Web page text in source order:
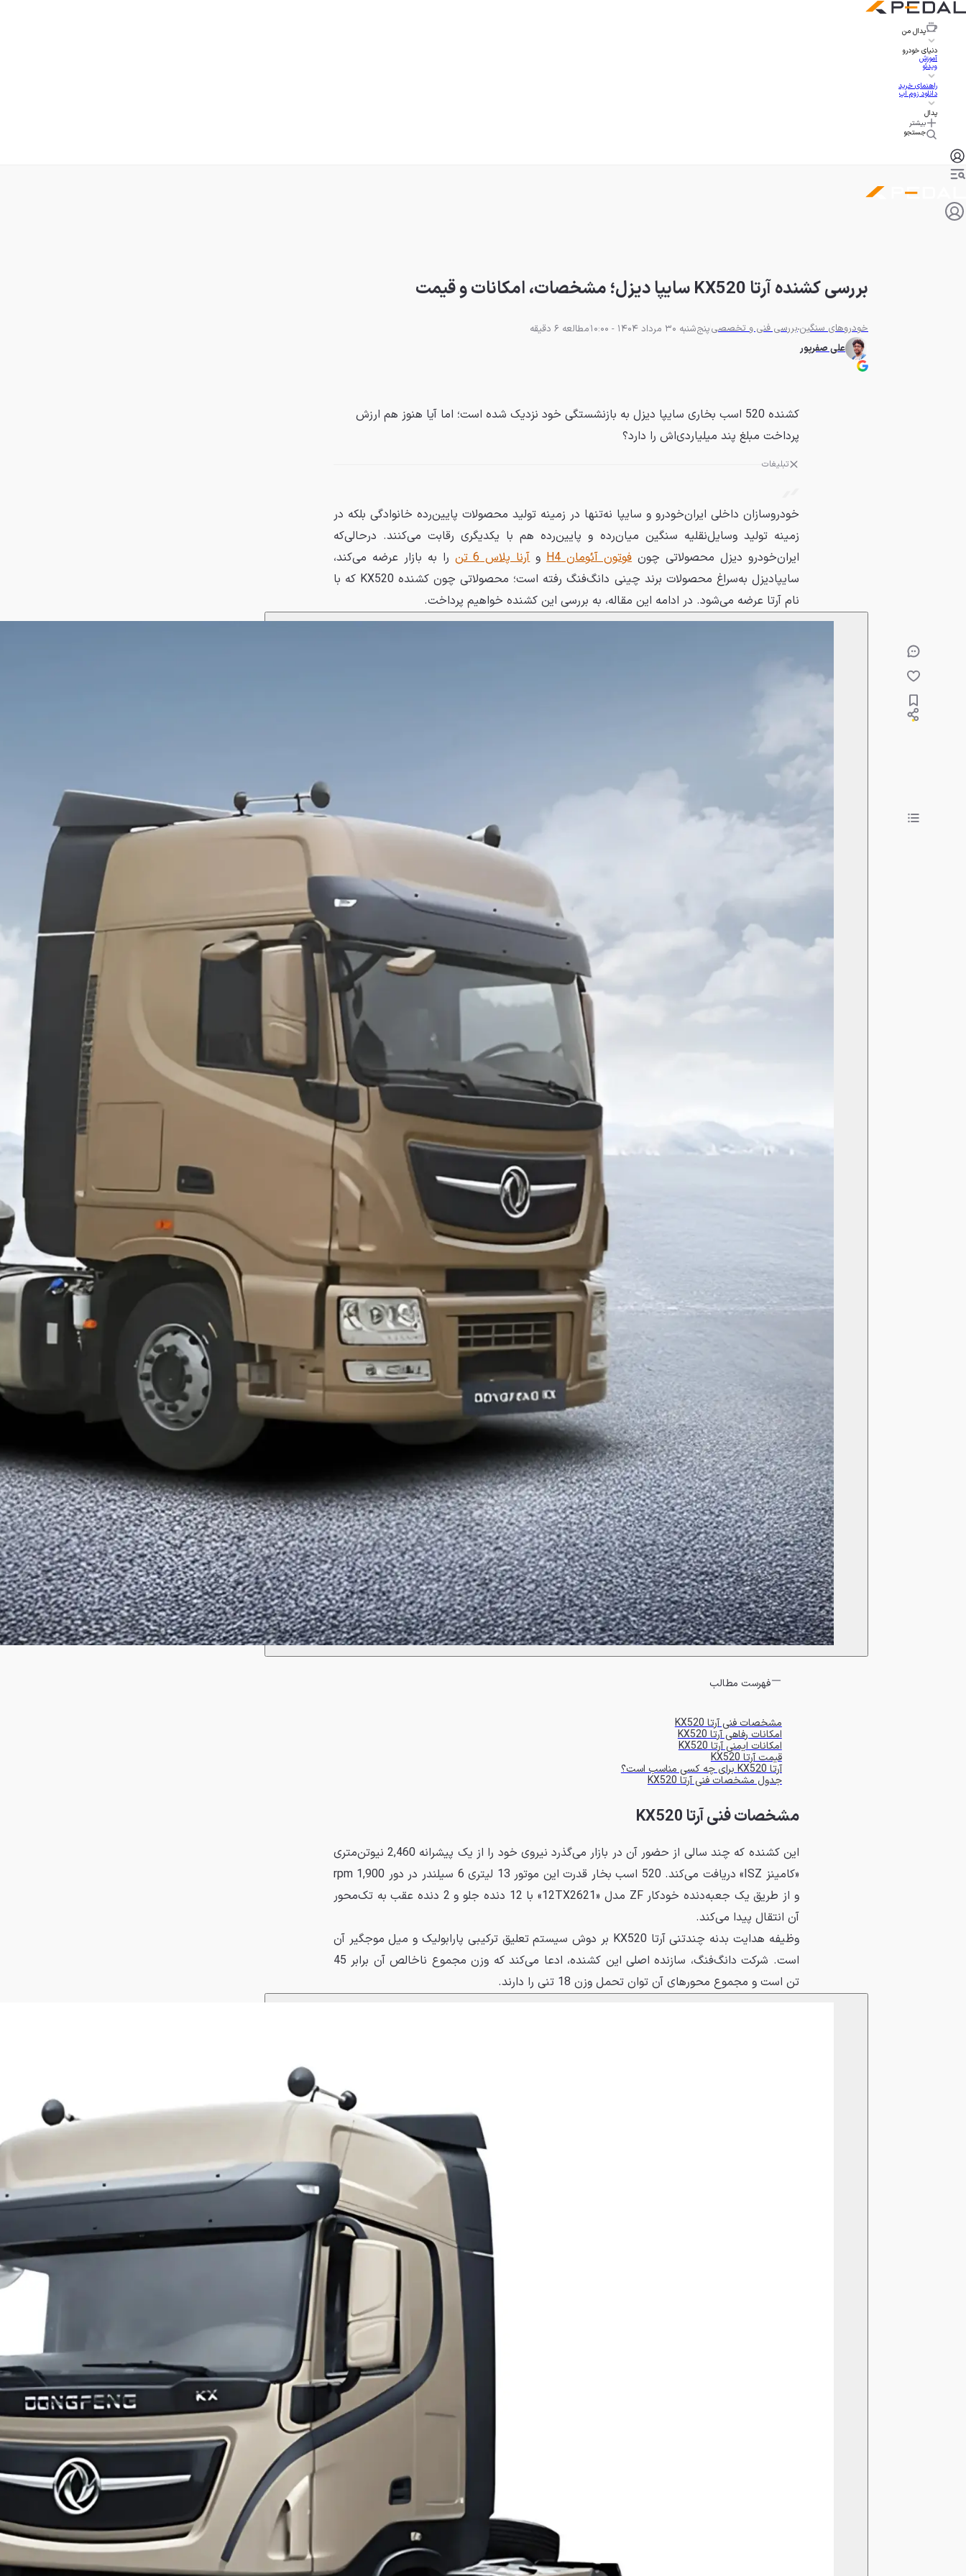
پدال من
دنیای خودرو
آموزش
ویدئو
راهنمای خرید
دانلود زوم اپ
پدال
بیشتر
جستجو
بررسی کشنده آرتا KX520 سایپا دیزل؛ مشخصات، امکانات و قیمت
خودروهای سنگینبررسی فنی و تخصصیپنج‌شنبه 30 مرداد 1404 - 10:00
مطالعه 6 دقیقه
علی صفرپور
کشنده 520 اسب بخاری سایپا دیزل به بازنشستگی خود نزدیک شده است؛ اما آیا هنوز هم ارزش
پرداخت مبلغ پند میلیاردی‌اش را دارد؟
تبلیغات
خودروسازان داخلی ایران‌خودرو و سایپا نه‌تنها در زمینه تولید محصولات پایین‌رده خانوادگی بلکه در
زمینه تولید وسایل‌نقلیه سنگین میان‌رده و پایین‌رده هم با یکدیگری رقابت می‌کنند. درحالی‌که
ایران‌خودرو دیزل محصولاتی چون فوتون آئومان H4 وآرنا پلاس 6 تن
را به بازار عرضه می‌کند،
سایپادیزل به‌سراغ محصولات برند چینی دانگ‌فنگ رفته است؛ محصولاتی چون کشنده KX520 که با
نام آرتا عرضه می‌شود. در ادامه این مقاله، به بررسی این کشنده خواهیم پرداخت.
فهرست مطالب
مشخصات فنی آرتا KX520
امکانات رفاهی آرتا KX520
امکانات ایمنی آرتا KX520
قیمت آرتا KX520
آرتا KX520 برای چه کسی مناسب است؟
جدول مشخصات فنی آرتا KX520
مشخصات فنی آرتا KX520
این کشنده که چند سالی از حضور آن در بازار می‌گذرد نیروی خود را از یک پیشرانه 2,460 نیوتن‌متری
«کامینز ISZ» دریافت می‌کند. 520 اسب بخار قدرت این موتور 13 لیتری 6 سیلندر در دور 1,900 rpm
و از طریق یک جعبه‌دنده خودکار ZF مدل «12TX2621» با 12 دنده جلو و 2 دنده عقب به تک‌محور
آن انتقال پیدا می‌کند.
وظیفه هدایت بدنه چندتنی آرتا KX520 بر دوش سیستم تعلیق ترکیبی پارابولیک و میل موجگیر آن
است. شرکت دانگ‌فنگ، سازنده اصلی این کشنده، ادعا می‌کند که وزن مجموع ناخالص آن برابر 45
تن است و مجموع محورهای آن توان تحمل وزن 18 تنی را دارند.